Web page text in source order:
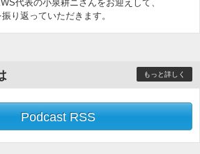
代表の小泉耕ニさんをお迎えして、
り返っていただきます。
もっと詳しく
Podcast RSS